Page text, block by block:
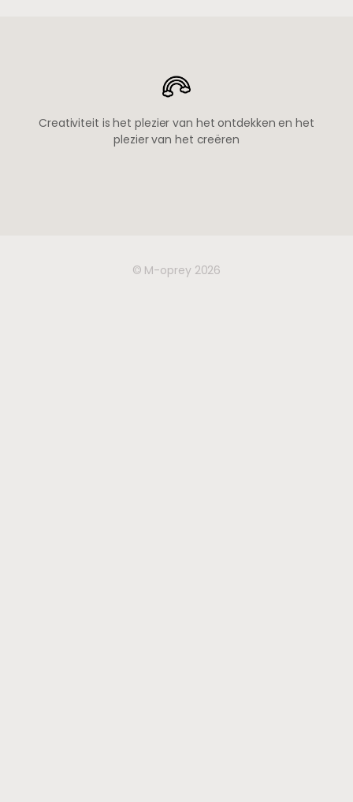
Creativiteit is het plezier van het ontdekken en het
plezier van het creëren
© M-oprey 2026